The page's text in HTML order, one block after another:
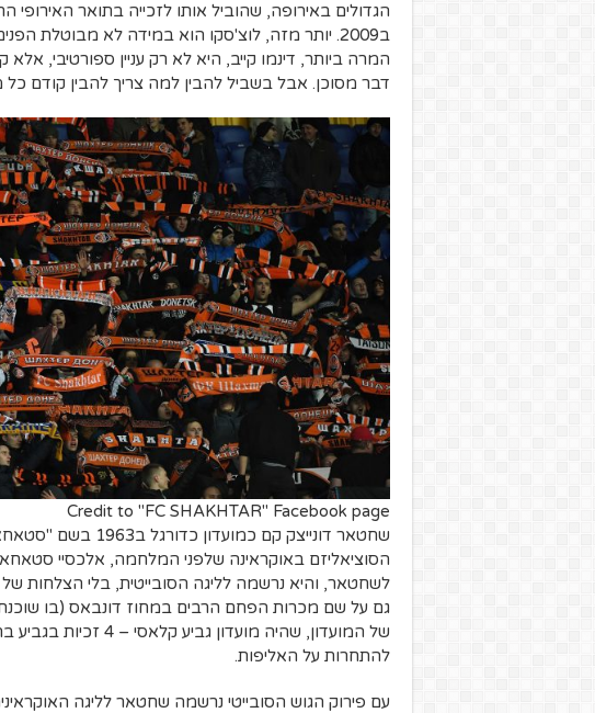
הגדולים באירופה, שהוביל אותו לזכייה בתואר האירופי
ב2009. יותר מזה, לוצ'סקו הוא במידה לא מבוטלת
המרה ביותר, דינמו קייב, היא לא רק עניין ספורטיבי, אלא
דבר מסוכן. אבל בשביל להבין למה צריך להבין קודם כל
Credit to "FC SHAKHTAR" Facebook page
שחטאר דונייצק קם
הסוציאליזם באוקראינה שלפני המלחמה, אלכסיי
לשחטאר, והיא נרשמה לליגה הסובייטית, בלי הצלחות של
גם על שם מכרות הפחם הרבים במחוז דונבאס (בו
של המועדון, שהיה
להתחרות על האליפות.
עם פירוק הגוש הסובייטי נרשמה שחטאר לליגה